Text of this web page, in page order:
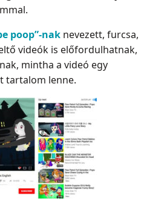
poop”-nak nevezett, furcsa,
videók is előfordulhatnak,
mintha a videó egy
tartalom lenne.